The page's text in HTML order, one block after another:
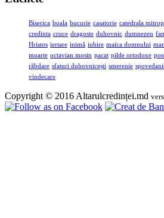
Biserica boala bucurie casatorie catedrala
credinta cruce dragoste duhovnic dumnezeu
Hristos iertare inimă iubire maica domnului
moarte octavian mosin pacat pilde ortodoxe
răbdare sfaturi duhovnicești smerenie
vindecare
Copyright © 2016 Altarulcredinței.md